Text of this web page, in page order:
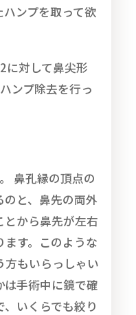
ンプを取って欲
に対して鼻尖形
ンプ除去を行っ
鼻孔縁の頂点の
と、鼻先の両外
から鼻先が左右
す。このような
方もいらっしゃい
は手術中に鏡で確
いくらでも絞り